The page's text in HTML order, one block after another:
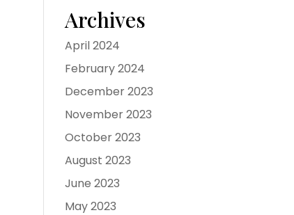
Archives
April 2024
February 2024
December 2023
November 2023
October 2023
August 2023
June 2023
May 2023